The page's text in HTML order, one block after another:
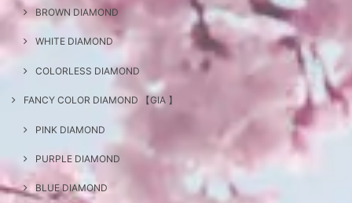
BROWN DIAMOND
WHITE DIAMOND
COLORLESS DIAMOND
FANCY COLOR DIAMOND 【GIA 】
PINK DIAMOND
PURPLE DIAMOND
BLUE DIAMOND